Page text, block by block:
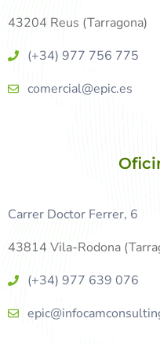
43204 Reus (Tarragona)
(+34) 977 756 775
comercial@epic.es
Carrer Doctor Ferrer, 6
43814 Vila-Rodona
(+34) 977 639 076